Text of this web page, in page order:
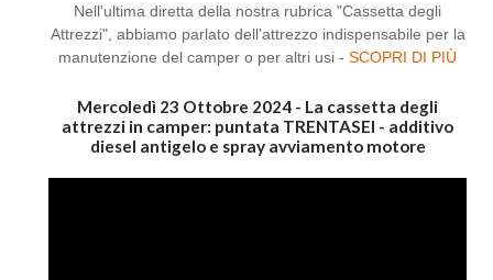
Nell'ultima diretta della nostra rubrica "Cassetta degli
Attrezzi", abbiamo parlato dell'attrezzo indispensabile per la
manutenzione del camper o per altri usi - SCOPRI DI PIÙ
Mercoledì 23 Ottobre 2024 - La cassetta degli
attrezzi in camper: puntata TRENTASEI - additivo
diesel antigelo e spray avviamento motore